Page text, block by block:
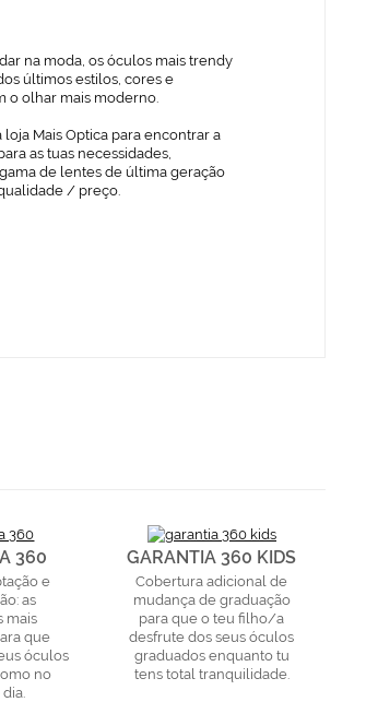
na moda, os óculos mais trendy
últimos estilos, cores e
o olhar mais moderno.
loja Mais Optica para encontrar a
as tuas necessidades,
de lentes de última geração
/ preço.
360
e
as
mais
que
óculos
no
GARANTIA 360 KIDS
Cobertura adicional de
mudança de graduação
para que o teu filho/a
desfrute dos seus óculos
graduados enquanto tu
tens total tranquilidade.